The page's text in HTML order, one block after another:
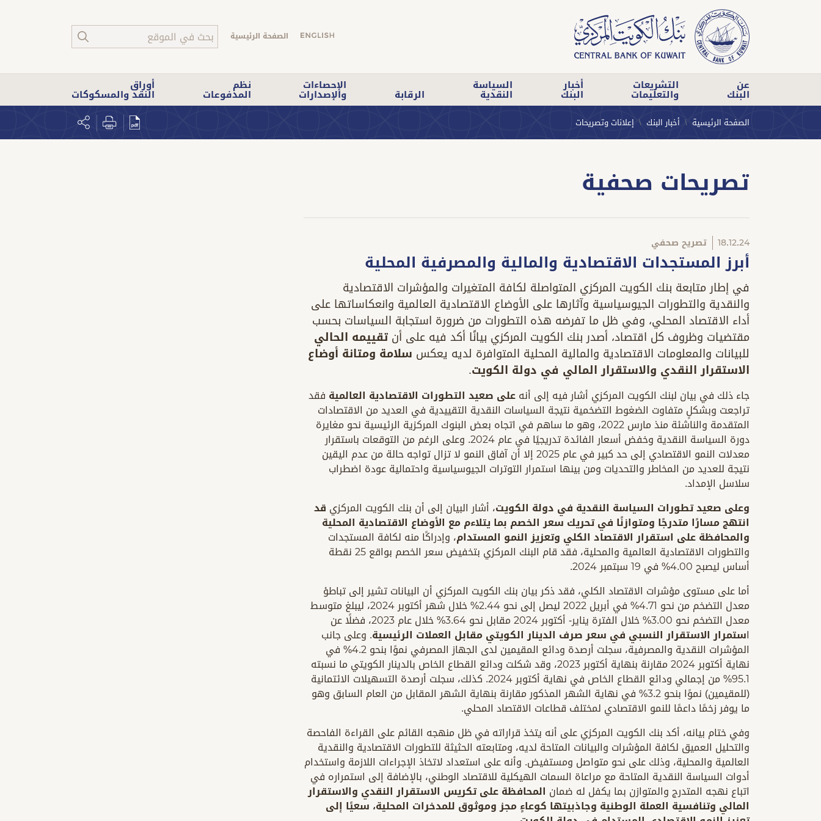
الصفحة الرئيسية
عن
البنك
التشريعات
والتعليمات
أخبار
البنك
السياسة
النقدية الرقابة
الإحصاءات
والإصدارات
نظم
المدفوعات
أوراق
النقد والمسكوكات
الصفحة الرئيسية أخبار البنك إعلانات وتصريحات
تصريحات صحفية
18.12.24 تصريح صحفي
أبرز المستجدات الاقتصادية والمالية والمصرفية المحلية
في إطار متابعة بنك الكويت المركزي المتواصلة لكافة المتغيرات والمؤشرات الاقتصادية
والنقدية والتطورات الجيوسياسية وآثارها على الأوضاع الاقتصادية العالمية وانعكاساتها على
أداء الاقتصاد المحلي، وفي ظل ما تفرضه هذه التطورات من ضرورة استجابة السياسات بحسب
مقتضيات وظروف كل اقتصاد، أصدر بنك الكويت المركزي بيانًا أكد فيه على أن تقييمه الحالي
للبيانات والمعلومات الاقتصادية والمالية المحلية المتوافرة لديه يعكس سلامة ومتانة أوضاع
الاستقرار النقدي والاستقرار المالي في دولة الكويت.
جاء ذلك في بيان لبنك الكويت المركزي أشار فيه إلى أنهعلى صعيد التطورات الاقتصادية العالمية فقد
تراجعت وبشكلٍ متفاوت الضغوط التضخمية نتيجة السياسات النقدية التقييدية في العديد من الاقتصادات
المتقدمة والناشئة منذ مارس 2022، وهو ما ساهم في اتجاه بعض البنوك المركزية الرئيسية نحو مغايرة
دورة السياسة النقدية وخفض أسعار الفائدة تدريجيًا في عام 2024. وعلى الرغم من التوقعات باستقرار
معدلات النمو الاقتصادي إلى حد كبير في عام 2025 إلا أن آفاق النمو لا تزال تواجه حالة من عدم اليقين
نتيجة للعديد من المخاطر والتحديات ومن بينها استمرار التوترات الجيوسياسية واحتمالية عودة اضطراب
سلاسل الإمداد.
وعلى صعيد تطورات السياسة النقدية في دولة الكويت، أشار البيان إلى أن بنك الكويت المركزي قد
انتهج مسارًا متدرجًا ومتوازنًا في تحريك سعر الخصم بما يتلاءم مع الأوضاع الاقتصادية المحلية
والمحافظة على استقرار الاقتصاد الكلي وتعزيز النمو المستدام، وإدراكًا منه لكافة المستجدات
والتطورات الاقتصادية العالمية والمحلية، فقد قام البنك المركزي بتخفيض سعر الخصم بواقع 25 نقطة
أساس ليصبح 4.00% في 19 سبتمبر 2024.
أما على مستوى مؤشرات الاقتصاد الكلي، فقد ذكر بيان بنك الكويت المركزي أن البيانات تشير إلى تباطؤ
معدل التضخم من نحو 4.71% في أبريل 2022 ليصل إلى نحو 2.44% خلال شهر أكتوبر 2024، ليبلغ متوسط
معدل التضخم نحو 3.00% خلال الفترة يناير- أكتوبر 2024 مقابل نحو 3.64% خلال عام 2023، فضلًا عن
استمرار الاستقرار النسبي في سعر صرف الدينار الكويتي مقابل العملات الرئيسية. وعلى جانب
المؤشرات النقدية والمصرفية، سجلت أرصدة ودائع المقيمين لدى الجهاز المصرفي نموًا بنحو 4.2% في
نهاية أكتوبر 2024 مقارنة بنهاية أكتوبر 2023، وقد شكلت ودائع القطاع الخاص بالدينار الكويتي ما نسبته
95.1% من إجمالي ودائع القطاع الخاص في نهاية أكتوبر 2024. كذلك، سجلت أرصدة التسهيلات الائتمانية
(للمقيمين) نموًا بنحو 3.2% في نهاية الشهر المذكور مقارنة بنهاية الشهر المقابل من العام السابق وهو
ما يوفر زخمًا داعمًا للنمو الاقتصادي لمختلف قطاعات الاقتصاد المحلي.
وفي ختام بيانه، أكد بنك الكويت المركزي على أنه يتخذ قراراته في ظل منهجه القائم على القراءة الفاحصة
والتحليل العميق لكافة المؤشرات والبيانات المتاحة لديه، ومتابعته الحثيثة للتطورات الاقتصادية والنقدية
العالمية والمحلية، وذلك على نحو متواصل ومستفيض. وأنه على استعداد لاتخاذ الإجراءات اللازمة واستخدام
أدوات السياسة النقدية المتاحة مع مراعاة السمات الهيكلية للاقتصاد الوطني، بالإضافة إلى استمراره في
اتباع نهجه المتدرج والمتوازن بما يكفل له ضمان المحافظة على تكريس الاستقرار النقدي والاستقرار
المالي وتنافسية العملة الوطنية وجاذبيتها كوعاءٍ مجز وموثوق للمدخرات المحلية، سعيًا إلى